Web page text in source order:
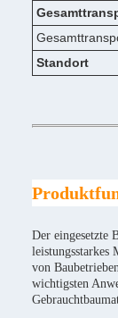
Standort
Der eingesetzte
leistungsstarkes
von
wichtigsten